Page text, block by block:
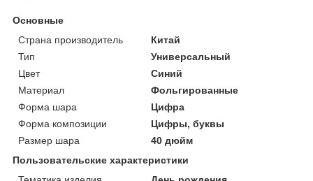
Основные
Страна производитель
Китай
Тип
Универсальный
Цвет
Синий
Материал
Фольгированные
Форма шара
Цифра
Форма композиции
Цифры, буквы
Размер шара
40 дюйм
Пользовательские характеристики